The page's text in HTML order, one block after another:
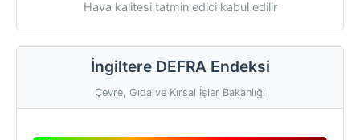
Hava kalitesi tatmin edici kabul edilir
İngiltere DEFRA Endeksi
Çevre, Gıda ve Kırsal İşler Bakanlığı